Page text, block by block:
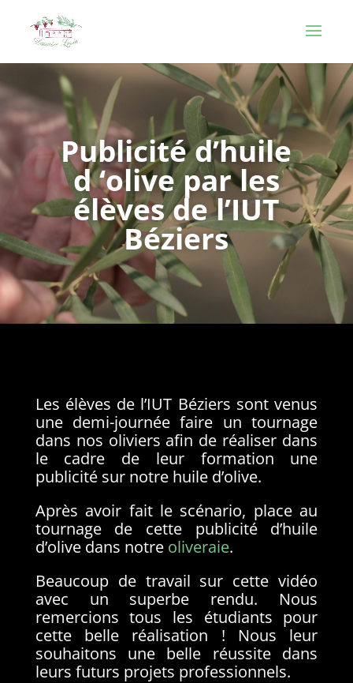
Publicité d’huile
d ‘olive par les
élèves de l’IUT
Béziers
Les élèves de l’IUT Béziers sont venus
une demi-journée faire un tournage
dans nos oliviers afin de réaliser dans
le cadre de leur formation une
publicité sur notre huile d’olive.
Après avoir fait le scénario, place au
tournage de cette publicité d’huile
d’olive dans notre oliveraie.
Beaucoup de travail sur cette vidéo
avec un superbe rendu. Nous
remercions tous les étudiants pour
cette belle réalisation ! Nous leur
souhaitons une belle réussite dans
leurs futurs projets professionnels.